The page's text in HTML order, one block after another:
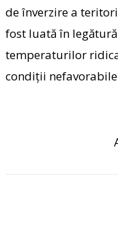
de înverzire a
fost luată în
temperaturilor
condiții